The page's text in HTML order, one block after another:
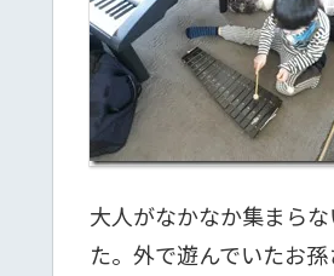
大人がなかなか集まら
た。外で遊んでいたお